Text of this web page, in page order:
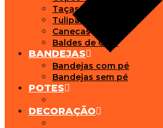
Taças
Tulipas
Canecas
Baldes de Gelo
BANDEJAS
Bandejas com pé
Bandejas sem pé
POTES
DECORAÇÃO